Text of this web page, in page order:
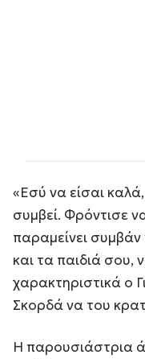
«Εσύ να είσαι
συμβεί. Φρόντισε
παραμείνει
και τα παιδιά σου,
χαρακτηριστικά ο
Σκορδά να του
Η παρουσιάστρια